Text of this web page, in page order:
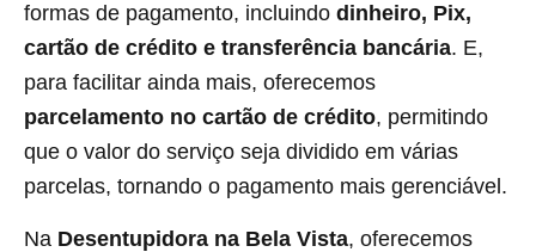
formas de pagamento, incluindo dinheiro, Pix,
cartão de crédito e transferência bancária. E,
para facilitar ainda mais, oferecemos
parcelamento no cartão de crédito, permitindo
que o valor do serviço seja dividido em várias
parcelas, tornando o pagamento mais gerenciável.
Na Desentupidora na Bela Vista, oferecemos